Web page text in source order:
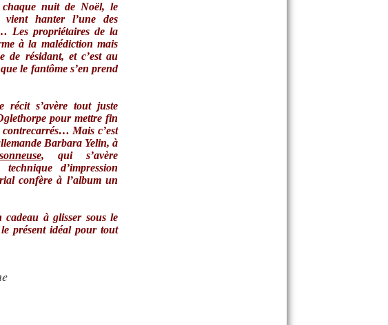
chaque nuit de Noël, le
vient hanter l’une des
Les propriétaires de la
à la malédiction mais
résidant, et c’est au
le fantôme s’en prend
récit s’avère tout juste
pour mettre fin
Mais c’est
Barbara Yelin, à
, qui s’avère
d’impression
confère à l’album un
cadeau à glisser sous le
présent idéal pour tout